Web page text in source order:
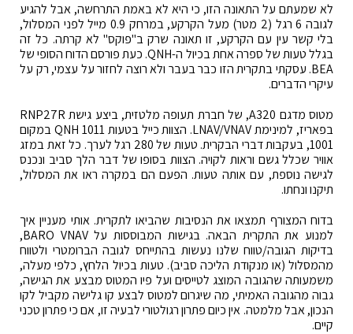
לא שמעתם על התאונה הזו, כי היא לא באמת התרחשה, אבל להגיע
לגובה 6 רגל (2 מטר) מעל הקרקע, במרחק 0.9 מייל לפני המסלול,
בלי קשר עין עם הקרקע, זו תאונה שרק ב"פוקס" לא קרתה. כל זה
בגלל טעות של ספרה אחת בכיול ה-QNH. כעת פורסם הדוח הסופי של
BEA. עסקתי בתקרית הזו כבר בעבר ולא רוצה לחזור על עצמי, רק על
עיקרי הדברים.
מטוס מדגם A320, של חברת תעופה מלטזית, ביצע גישת RNP27R
בפאריז, למינימת LNAV/VNAV. הצוות כייל בטעות QNH 1011 במקום
1001, בעקבות דברי הבקרית. טעות של 280 רגל לערך. כל זאת במזג
אוויר שכלל גשם וראות לקויה. הצוות בסופו של דבר הלך סביב ונכנס
לגישה נוספת, עם אותה טעות. הפעם הם במקרה ראו את המסלול,
תיקנו ונחתו.
בדוח המצורף תמצאו את הנסיבות שהביאו לתקרית. אותי מעניין איך
למנוע את התקרית הבאה. בגישות המבוססות על BARO VNAV,
בדיקות הגובה/טווח שלנו נעשות בהתייחס לגובה הברומטרי ולטווח
מהמסלול (או מנקודת הליכה סביב). טעות בכיול הלחץ, כלפי מעלה,
משמעותה שהגובה המוצג לטייסים ועל פיו המטוס מבצע את הגישה,
גבוה מהגובה האמיתי, מה שיגרום למטוס לבצע קו גלישה מקביל לקו
הנכון, אבל מלמטה. אין כיום פתרון רגולטורי לבעיה זו, אם כי פתרון טכני
קיים.